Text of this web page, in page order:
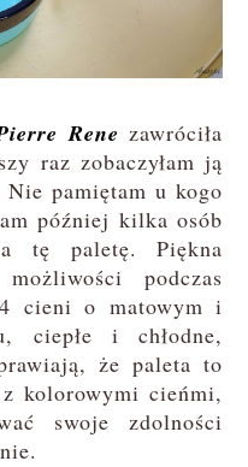
Rene zawróciła
raz zobaczyłam ją
pamiętam u kogo
później kilka osób
tę paletę. Piękna
podczas
cieni o matowym i
ciepłe i chłodne,
że paleta to
kolorowymi cieńmi,
swoje zdolności